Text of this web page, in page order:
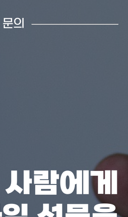
문의
람에게